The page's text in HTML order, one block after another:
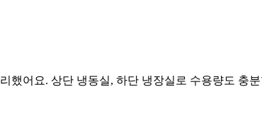
어요. 상단 냉동실, 하단 냉장실로 수용량도 충